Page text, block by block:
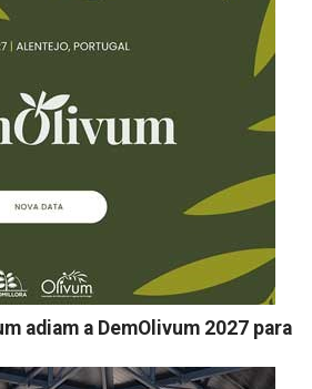
adiam a DemOlivum 2027 para